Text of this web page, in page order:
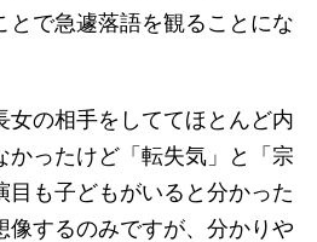
とで急遽落語を観ることにな
女の相手をしててほとんど内
かったけど「転失気」と「宗
目も子どもがいると分かった
像するのみですが、分かりや